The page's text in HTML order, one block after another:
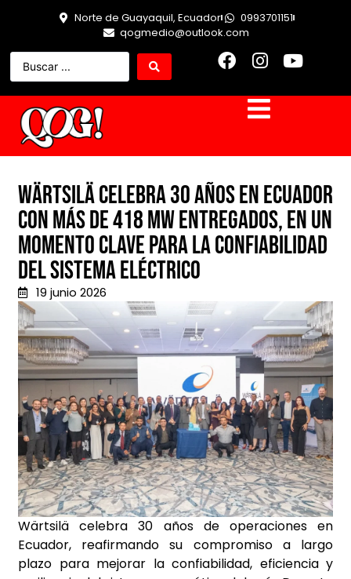
Norte de Guayaquil, Ecuador
0993701151
qogmedio@outlook.com
Wärtsilä celebra 30 años en Ecuador
con más de 418 MW entregados, en un
momento clave para la confiabilidad
del sistema eléctrico
19 junio 2026
Wärtsilä celebra 30 años de operaciones en
Ecuador, reafirmando su compromiso a largo
plazo para mejorar la confiabilidad, eficiencia y